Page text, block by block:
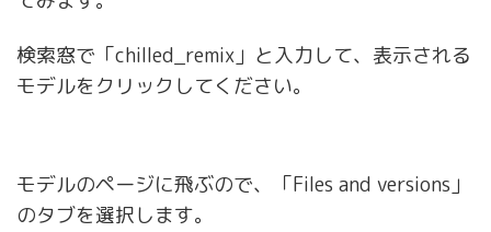
検索窓で「chilled_remix」と入力して、表示される
モデルをクリックしてください。
モデルのページに飛ぶので、「Files and versions」
のタブを選択します。